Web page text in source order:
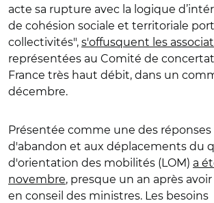
acte sa rupture avec la logique
de cohésion sociale et territoriale
collectivités", s'offusquent les
représentées au Comité de
France très haut débit, dans un
décembre.
Présentée comme une des
d'abandon et aux déplacements du
d'orientation des mobilités (LOM) a
novembre, presque un an après
en conseil des ministres. Les besoins